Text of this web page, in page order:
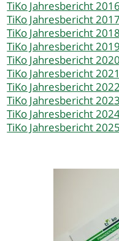
TiKo Jahresbericht
TiKo Jahresbericht
TiKo Jahresbericht
TiKo Jahresbericht
TiKo Jahresbericht
TiKo Jahresbericht
TiKo Jahresbericht
TiKo Jahresbericht
TiKo Jahresbericht
TiKo Jahresbericht